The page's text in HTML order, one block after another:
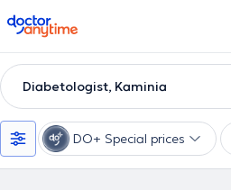
doctoranytime
Diabetologist, Kaminia
DO+ Special prices